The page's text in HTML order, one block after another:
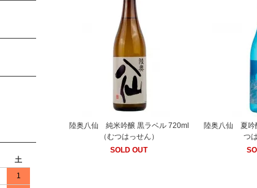
陸奥八仙 純米吟醸 黒ラベル 720ml
（むつはっせん）
SOLD OUT
陸奥八仙 夏吟
つ
土
1